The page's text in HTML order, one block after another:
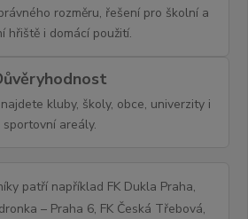
rozměru, řešení pro školní a
hřiště i domácí použití.
kluby, školy, obce, univerzity i
sportovní areály.
patří například FK Dukla Praha,
– Praha 6, FK Česká Třebová,